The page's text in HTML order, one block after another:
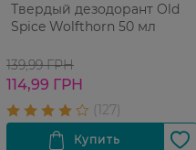
Твердый дезодорант Old
Spice Wolfthorn 50 мл
139,99 ГРН
114,99 ГРН